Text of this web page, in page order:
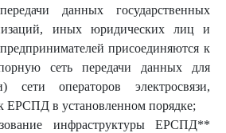
данных государственных
иных юридических лиц и
присоединяются к
сеть передачи данных для
операторов электросвязи,
ЕРСПД в установленном порядке;
инфраструктуры ЕРСПД**